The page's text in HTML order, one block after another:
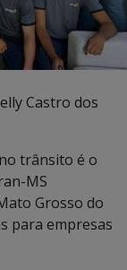
Castro dos
trânsito é o
MS
Grosso do
para empresas